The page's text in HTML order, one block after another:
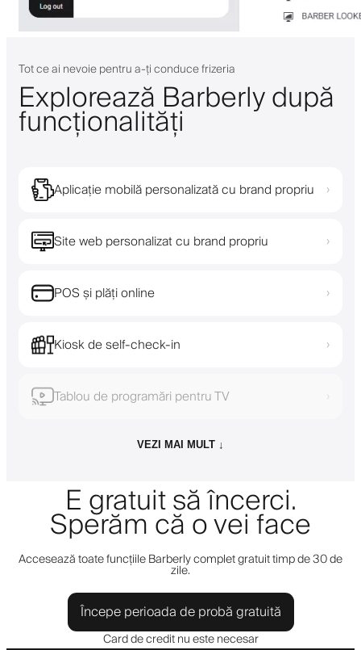
Tot ce ai nevoie pentru a-ți conduce frizeria
Explorează Barberly după
funcționalități
Aplicație mobilă personalizată cu brand propriu ›
Site web personalizat cu brand propriu ›
POS și plăți online ›
Kiosk de self-check-in ›
Tablou de programări pentru TV ›
VEZI MAI MULT ↓
E gratuit să încerci.
Sperăm că o vei face
Accesează toate funcțiile Barberly complet gratuit timp de 30 de
zile.
Începe perioada de probă gratuită
Card de credit nu este necesar